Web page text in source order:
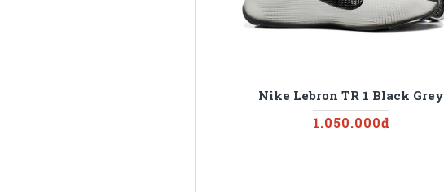
Nike Lebron TR 1 Black Grey
1.050.000đ